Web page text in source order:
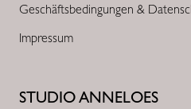
STUDIO ANNELOES
Geschäftsbedingungen &
Impressum